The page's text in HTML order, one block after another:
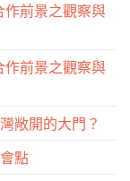
作前景之觀察與
作前景之觀察與
敞開的大門？
點